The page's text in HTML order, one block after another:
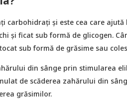
carbohidrați și este cea care ajută
și ficat sub formă de glicogen.
sub formă de grăsime sau
din sânge prin stimularea
de scăderea zahărului din
grăsimilor.